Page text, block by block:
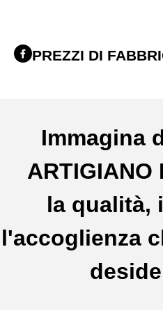
PREZZI DI
Immagina
ARTIGIANO
la qualità,
l'accoglienza